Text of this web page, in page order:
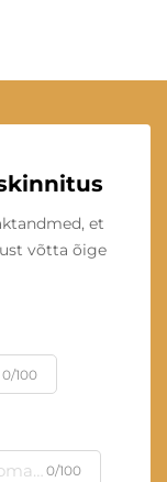
et
võtta õige
0/100
0/100